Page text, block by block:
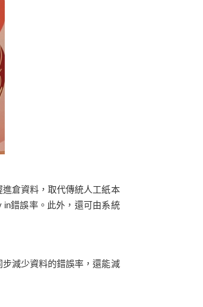
倉資料，取代傳統人工紙本
錯誤率。此外，還可由系統
減少資料的錯誤率，還能減